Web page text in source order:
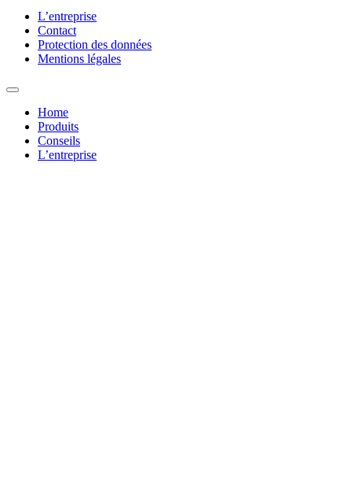
L’entreprise
Contact
Protection des données
Mentions légales
Home
Produits
Conseils
L’entreprise